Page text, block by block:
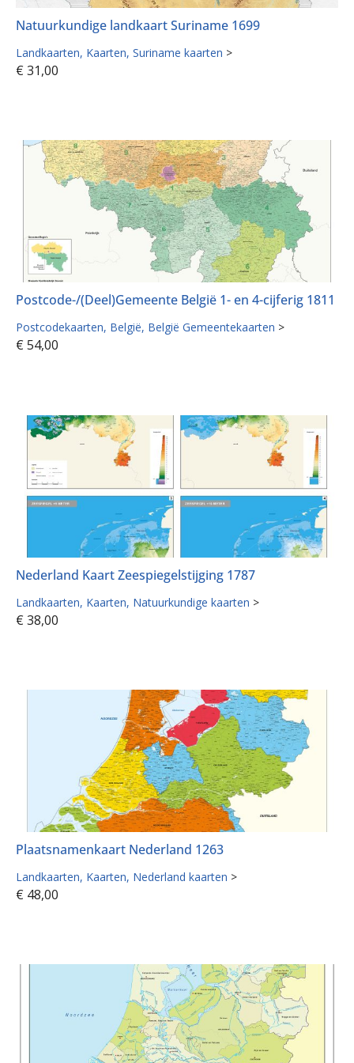
Natuurkundige landkaart Suriname 1699
Landkaarten Kaarten Suriname kaarten >
€ 31,00
Postcode-/(Deel)Gemeente België 1- en 4-cijferig 1811
Postcodekaarten België België Gemeentekaarten >
€ 54,00
Nederland Kaart Zeespiegelstijging 1787
Landkaarten Kaarten Natuurkundige kaarten >
€ 38,00
Plaatsnamenkaart Nederland 1263
Landkaarten Kaarten Nederland kaarten >
€ 48,00